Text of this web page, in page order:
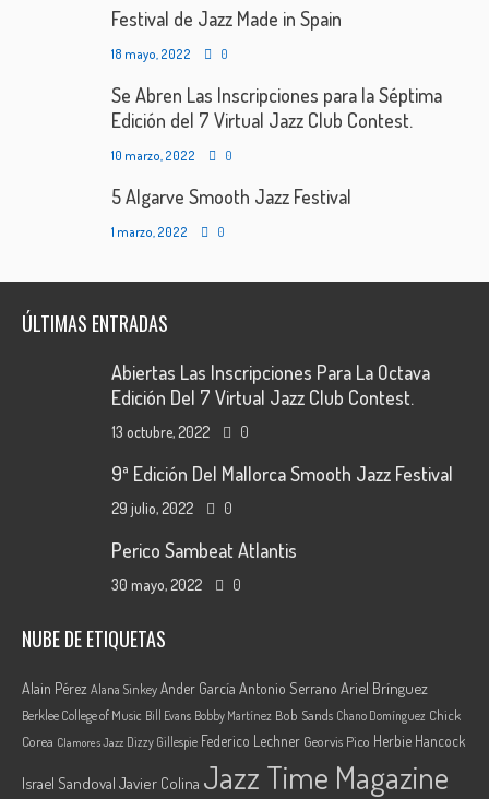
Festival de Jazz Made in Spain
18 mayo, 2022 0
Se Abren Las Inscripciones para la Séptima
Edición del 7 Virtual Jazz Club Contest.
10 marzo, 2022 0
5 Algarve Smooth Jazz Festival
1 marzo, 2022 0
ÚLTIMAS ENTRADAS
Abiertas Las Inscripciones Para La Octava
Edición Del 7 Virtual Jazz Club Contest.
13 octubre, 2022 0
9ª Edición Del Mallorca Smooth Jazz Festival
29 julio, 2022 0
Perico Sambeat Atlantis
30 mayo, 2022 0
NUBE DE ETIQUETAS
Alain Pérez Alana SinkeyAnder García Antonio Serrano Ariel Brínguez
Berklee College of Music Bill Evans Bobby Martínez Bob Sands Chano Domínguez Chick
Corea Clamores Jazz Dizzy Gillespie Federico Lechner Georvis Pico Herbie Hancock
Israel Sandoval Javier Colina Jazz Time Magazine